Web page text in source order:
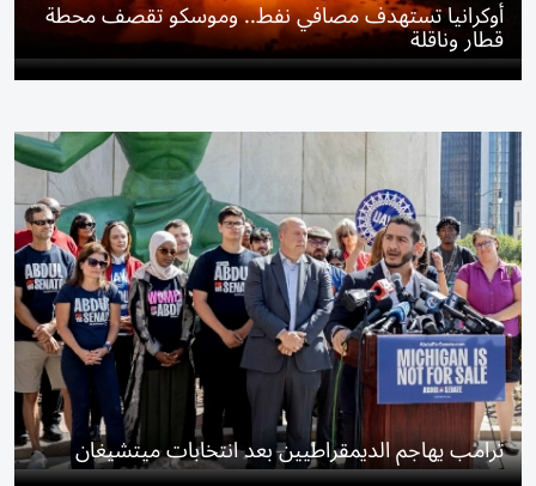
أوكرانيا تستهدف مصافي نفط.. وموسكو تقصف محطة
قطار وناقلة
ترامب يهاجم الديمقراطيين بعد انتخابات ميتشيغان